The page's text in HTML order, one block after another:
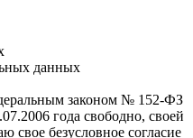
данных
законом № 152-ФЗ
года свободно, своей
свое безусловное согласие